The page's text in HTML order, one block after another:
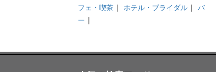
フェ・喫茶 | ホテル・ブライダル | バ
ー |